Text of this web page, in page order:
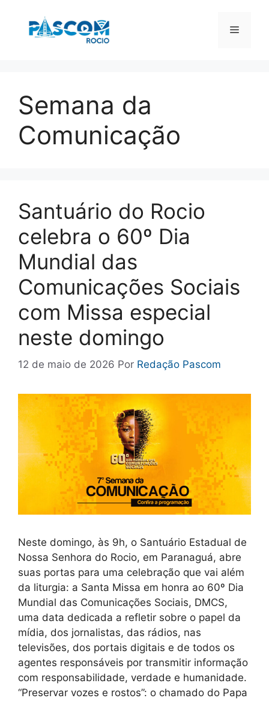
Menu
Semana da
Comunicação
Santuário do Rocio
celebra o 60º Dia
Mundial das
Comunicações Sociais
com Missa especial
neste domingo
12 de maio de 2026 Por Redação Pascom
Neste domingo, às 9h, o Santuário Estadual de
Nossa Senhora do Rocio, em Paranaguá, abre
suas portas para uma celebração que vai além
da liturgia: a Santa Missa em honra ao 60º Dia
Mundial das Comunicações Sociais, DMCS,
uma data dedicada a refletir sobre o papel da
mídia, dos jornalistas, das rádios, nas
televisões, dos portais digitais e de todos os
agentes responsáveis por transmitir informação
com responsabilidade, verdade e humanidade.
“Preservar vozes e rostos”: o chamado do Papa